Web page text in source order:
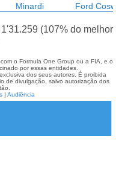
Minardi Ford
(107% do melhor
o Formula One Group ou a FIA, e o
por essas entidades.
dos seus autores. É proibida
de divulgação, salvo autorização dos
| Audiência